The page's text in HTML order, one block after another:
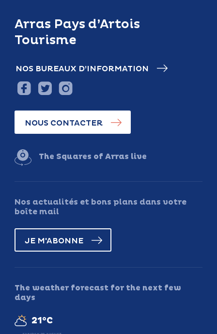
Arras Pays d’Artois
Tourisme
NOS BUREAUX D’INFORMATION
NOUS CONTACTER
The Squares of Arras live
Nos actualités et bons plans dans votre
boîte mail
JE M'ABONNE
The weather forecast for the next few
days
21°C